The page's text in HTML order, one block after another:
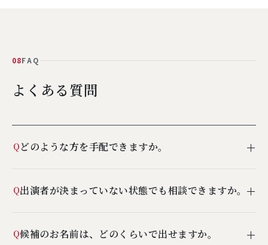
08FAQ
よくある質問
Q どのような方を手配できますか。
ル・俳優・料理人・司会など、幅広く対応しています。多
横断してお探しできます。ご希望のお名前があれば、まず
Q出演者が決まっていない状態でも相談できますか。
うご相談を最も多くいただいています。目的・ご予算・当
Q候補のお名前は、どのくらいで出せますか。